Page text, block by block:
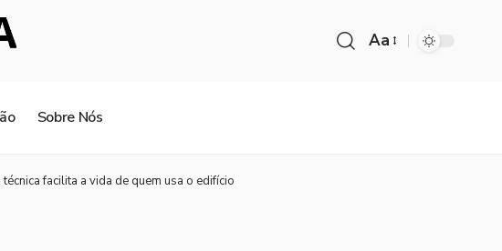
Aa
Sobre Nós
facilita a vida de quem usa o edifício